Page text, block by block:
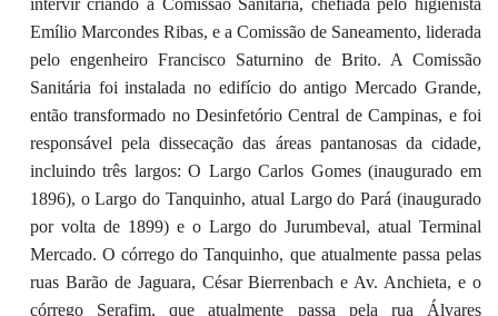
intervir criando a Comissão Sanitária, chefiada pelo higienista
Emílio Marcondes Ribas, e a Comissão de Saneamento, liderada
pelo engenheiro Francisco Saturnino de Brito. A Comissão
Sanitária foi instalada no edifício do antigo Mercado Grande,
então transformado no Desinfetório Central de Campinas, e foi
responsável pela dissecação das áreas pantanosas da cidade,
incluindo três largos: O Largo Carlos Gomes (inaugurado em
1896), o Largo do Tanquinho, atual Largo do Pará (inaugurado
por volta de 1899) e o Largo do Jurumbeval, atual Terminal
Mercado. O córrego do Tanquinho, que atualmente passa pelas
ruas Barão de Jaguara, César Bierrenbach e Av. Anchieta, e o
córrego Serafim, que atualmente passa pela rua Álvares